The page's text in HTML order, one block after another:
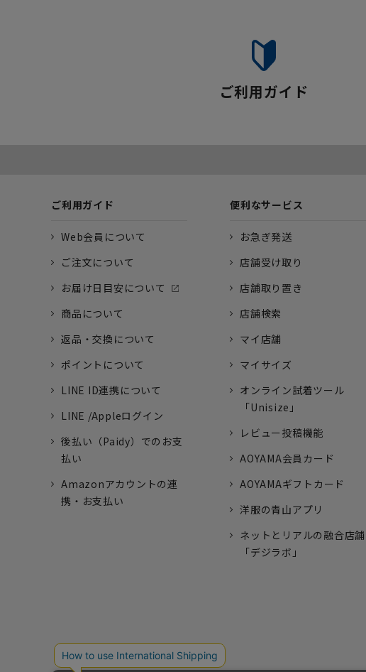
ご利用ガイド
ご利用ガイド
Web会員について
ご注文について
お届け日目安について
商品について
返品・交換について
ポイントについて
LINE ID連携について
LINE /Appleログイン
後払い（Paidy）でのお支
払い
Amazonアカウントの連
携・お支払い
便利なサービス
お急ぎ発送
店舗受け取り
店舗取り置き
店舗検索
マイ店舗
マイサイズ
オンライン試着ツール
「Unisize」
レビュー投稿機能
AOYAMA会員カード
AOYAMAギフトカード
洋服の青山アプリ
ネットとリアルの融合店舗
「デジラボ」